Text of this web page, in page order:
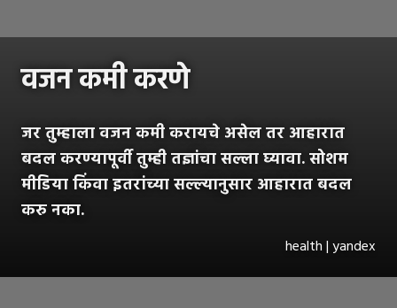
वजन कमी करणे
जर तुम्हाला वजन कमी करायचे असेल तर आहारात
बदल करण्यापूर्वी तुम्ही तज्ञांचा सल्ला घ्यावा. सोशम
मीडिया किंवा इतरांच्या सल्ल्यानुसार आहारात बदल
करु नका.
health | yandex